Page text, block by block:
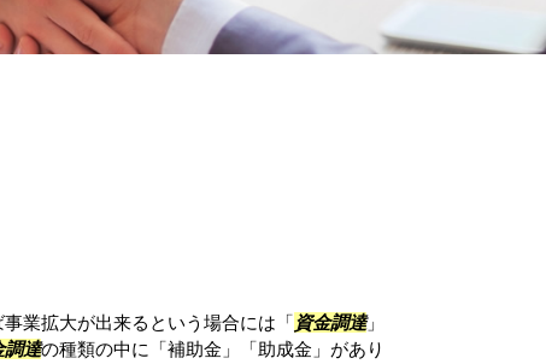
業拡大が出来るという場合には「資金調達」
調達の種類の中に「補助金」「助成金」があり